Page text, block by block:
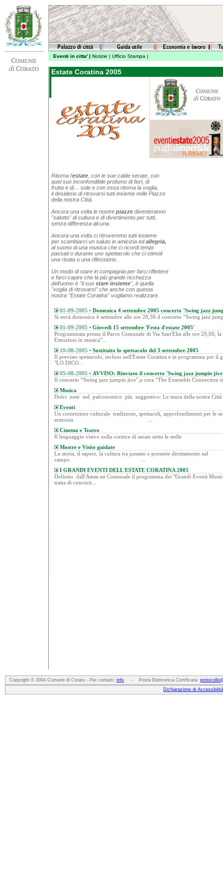
Eventi in citta' | Notizie | Ufficio Stampa |
Estate Coratina 2005
Ritorna l’estate , con le sue calde serate, con
quel suo inconfondibile profumo di fiori, di
frutta e di… sole e con essa ritorna la voglia,
il desiderio di ritrovarsi tutti insieme nelle Piazze
della nostra Città.
Ancora una volta le nostre piazze diventeranno
"salotto" di cultura e di divertimento per tutti,
senza differenza alcuna.
Ancora una volta ci ritroveremo tutti insieme
per scambiarci un saluto in amicizia edallegria,
al suono di una musica che ci ricordi tempi
passati o durante uno spettacolo che ci stimoli
una risata o una riflessione.
Un modo di stare in compagnia per farci riflettere
e farci capire che la più grande ricchezza
dell’uomo è "il suo stare insieme", è quella
"voglia di ritrovarsi" che anche con questa
nostra "Estate Coratina" vogliamo realizzare.
01-09-2005 • Domenica 4 settembre 2005 concerto 'Swing jazz
Si terrà domenica 4 settembre alle ore 20,30 il concerto “Swing jazz
01-09-2005 • Giovedì 15 settembre 'Festa d'estate 2005'
Programmata presso il Parco Comunale di Via Sant'Elia alle ore 20,00, la
Emozioni in musica"...
10-08-2005 • Sostituito lo spettacolo del 3 settembre 2005
Il previsto spettacolo, incluso nell'Estate Coratina e in programma per il
"LO DICO...
05-08-2005 • AVVISO: Rinviato il concerto 'Swing jazz jumpin
Il concerto “Swing jazz jumpin jive”,a cura “The Ensemble Connection
Musica
Dolci note nel palcoscenico più suggestivo: Le mura
Eventi
Un contenitore culturale: tradizione, spettacoli, approfondimenti per le
armonia ...
Cinema e Teatro
Il linguaggio visivo nella cornice di serate
Mostre e Visite guidate
La storia, il sapere, la cultura tra passato e presente direttamente sul
campo ...
I GRANDI EVENTI DELL'ESTATE CORATINA 2005
Definito dall'Amm.ne Comunale il programma dei "Grandi Eventi
tratta di concerti...
Copyright © 2004 Comune di Corato - Per contatti:info- Posta Elettronica Certificata:
Dichiarazione di Accessibilità